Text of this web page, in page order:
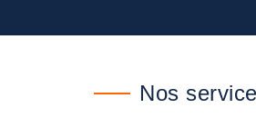
Nos